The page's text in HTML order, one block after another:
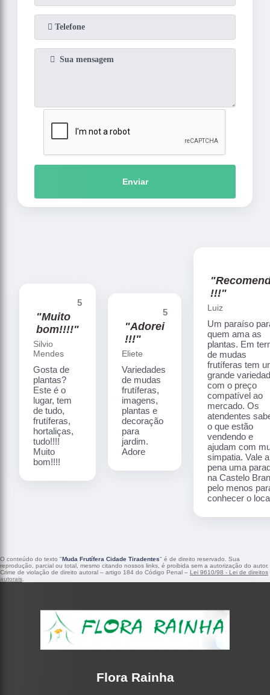
Enviar
5
"Muito
bom!!!!"
Silvio
Mendes
Gosta de
plantas?
Este é o
lugar, tem
de tudo,
frutíferas,
hortaliças,
tudo!!!!
Muito
bom!!!!
5
"Adorei
!!!"
Eliete
Variedades
de mudas
frutíferas,
imagens,
plantas e
decoração
para
jardim.
Adore
!!!"
Luiz
Um paraíso
quem ama as
plantas. Em
de mudas
frutíferas tem
grande
com o preço
compatível ao
mercado. Os
atendentes
o que estão
vendendo e
ajudam com
simpatia. Vale a
pena uma
na Castelo
pelo menos
conhecer o
O conteúdo do texto "Muda Frutífera Cidade Tiradentes" é de direito reservado. Sua
reprodução, parcial ou total, mesmo citando nossos links, é proibida sem a autorização do autor.
Crime de violação de direito autoral – artigo 184 do Código Penal – Lei 9610/98 - Lei de direitos
autorais
Flora Rainha